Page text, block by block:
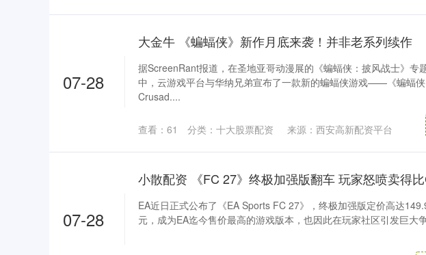
07-28
大金牛 《蝙蝠侠》新作月底来袭！并非老系列续作
据ScreenRant报道，在圣地亚哥动漫展的《蝙蝠侠：披风战士》专
中，云游戏平台与华纳兄弟宣布了一款新的蝙蝠侠游戏——《蝙蝠
Crusad....
来源：西安高新配资平台
查看： 61 分类： 十大股票配资
07-28
EA近日正式公布了《EA Sports FC 27》，终极加强版定价高达
元，成为EA迄今售价最高的游戏版本，也因此在玩家社区引发巨大